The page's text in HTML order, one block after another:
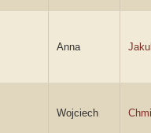
Anna
Wojciech